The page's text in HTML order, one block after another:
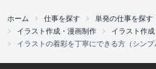
ホーム 仕事を探す
単発の仕事を探す
イラスト作成・漫画制作
イラスト作成
イラストの着彩を丁寧にできる方（シン